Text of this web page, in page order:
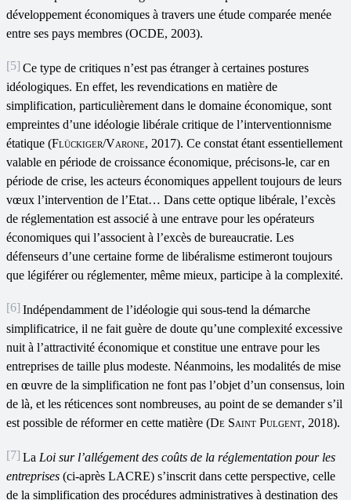
développement économiques à travers une étude comparée menée
entre ses pays membres (OCDE, 2003).
[5] Ce type de critiques n’est pas étranger à certaines postures
idéologiques. En effet, les revendications en matière de
simplification, particulièrement dans le domaine économique, sont
empreintes d’une idéologie libérale critique de l’interventionnisme
étatique (Flückiger/Varone, 2017). Ce constat étant essentiellement
valable en période de croissance économique, précisons-le, car en
période de crise, les acteurs économiques appellent toujours de leurs
vœux l’intervention de l’Etat… Dans cette optique libérale, l’excès
de réglementation est associé à une entrave pour les opérateurs
économiques qui l’associent à l’excès de bureaucratie. Les
défenseurs d’une certaine forme de libéralisme estimeront toujours
que légiférer ou réglementer, même mieux, participe à la complexité.
[6] Indépendamment de l’idéologie qui sous-tend la démarche
simplificatrice, il ne fait guère de doute qu’une complexité excessive
nuit à l’attractivité économique et constitue une entrave pour les
entreprises de taille plus modeste. Néanmoins, les modalités de mise
en œuvre de la simplification ne font pas l’objet d’un consensus, loin
de là, et les réticences sont nombreuses, au point de se demander s’il
est possible de réformer en cette matière (De Saint Pulgent, 2018).
[7] La Loi sur l’allégement des coûts de la réglementation pour les
entreprises (ci-après LACRE) s’inscrit dans cette perspective, celle
de la simplification des procédures administratives à destination des